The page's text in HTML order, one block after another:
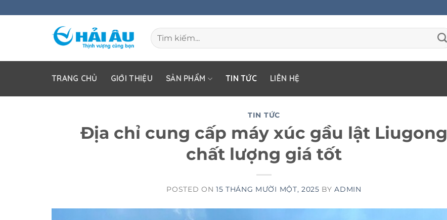
Tìm
kiếm:
TRANG CHỦ GIỚI THIỆU SẢN PHẨM TIN TỨC LIÊN HỆ
TIN TỨC
Địa chỉ cung cấp máy xúc gầu lật Liugong
chất lượng giá tốt
POSTED ON15 THÁNG MƯỜI MỘT, 2025 BYADMIN